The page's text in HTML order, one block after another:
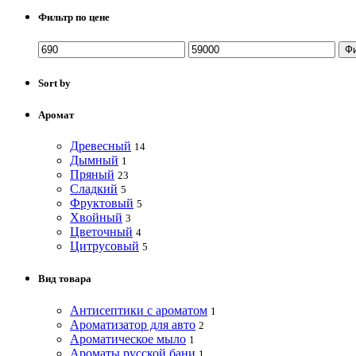
Фильтр по цене
Sort by
Аромат
Древесный 14
Дымный 1
Пряный 23
Сладкий 5
Фруктовый 5
Хвойный 3
Цветочный 4
Цитрусовый 5
Вид товара
Антисептики с ароматом 1
Ароматизатор для авто 2
Ароматическое мыло 1
Ароматы русской бани